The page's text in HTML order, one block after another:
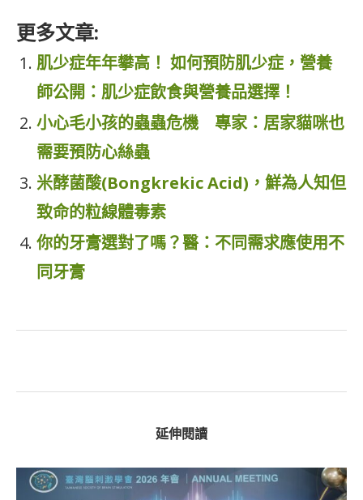
更多文章:
肌少症年年攀高！ 如何預防肌少症，營養
師公開：肌少症飲食與營養品選擇！
小心毛小孩的蟲蟲危機 專家：居家貓咪也
需要預防心絲蟲
米酵菌酸(Bongkrekic Acid)，鮮為人知但
致命的粒線體毒素
你的牙膏選對了嗎？醫：不同需求應使用不
同牙膏
延伸閱讀